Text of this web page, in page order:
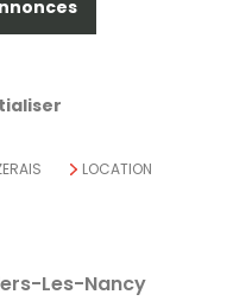
LOCATION
Les-Nancy